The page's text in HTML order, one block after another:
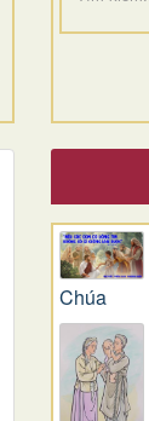
Chúa